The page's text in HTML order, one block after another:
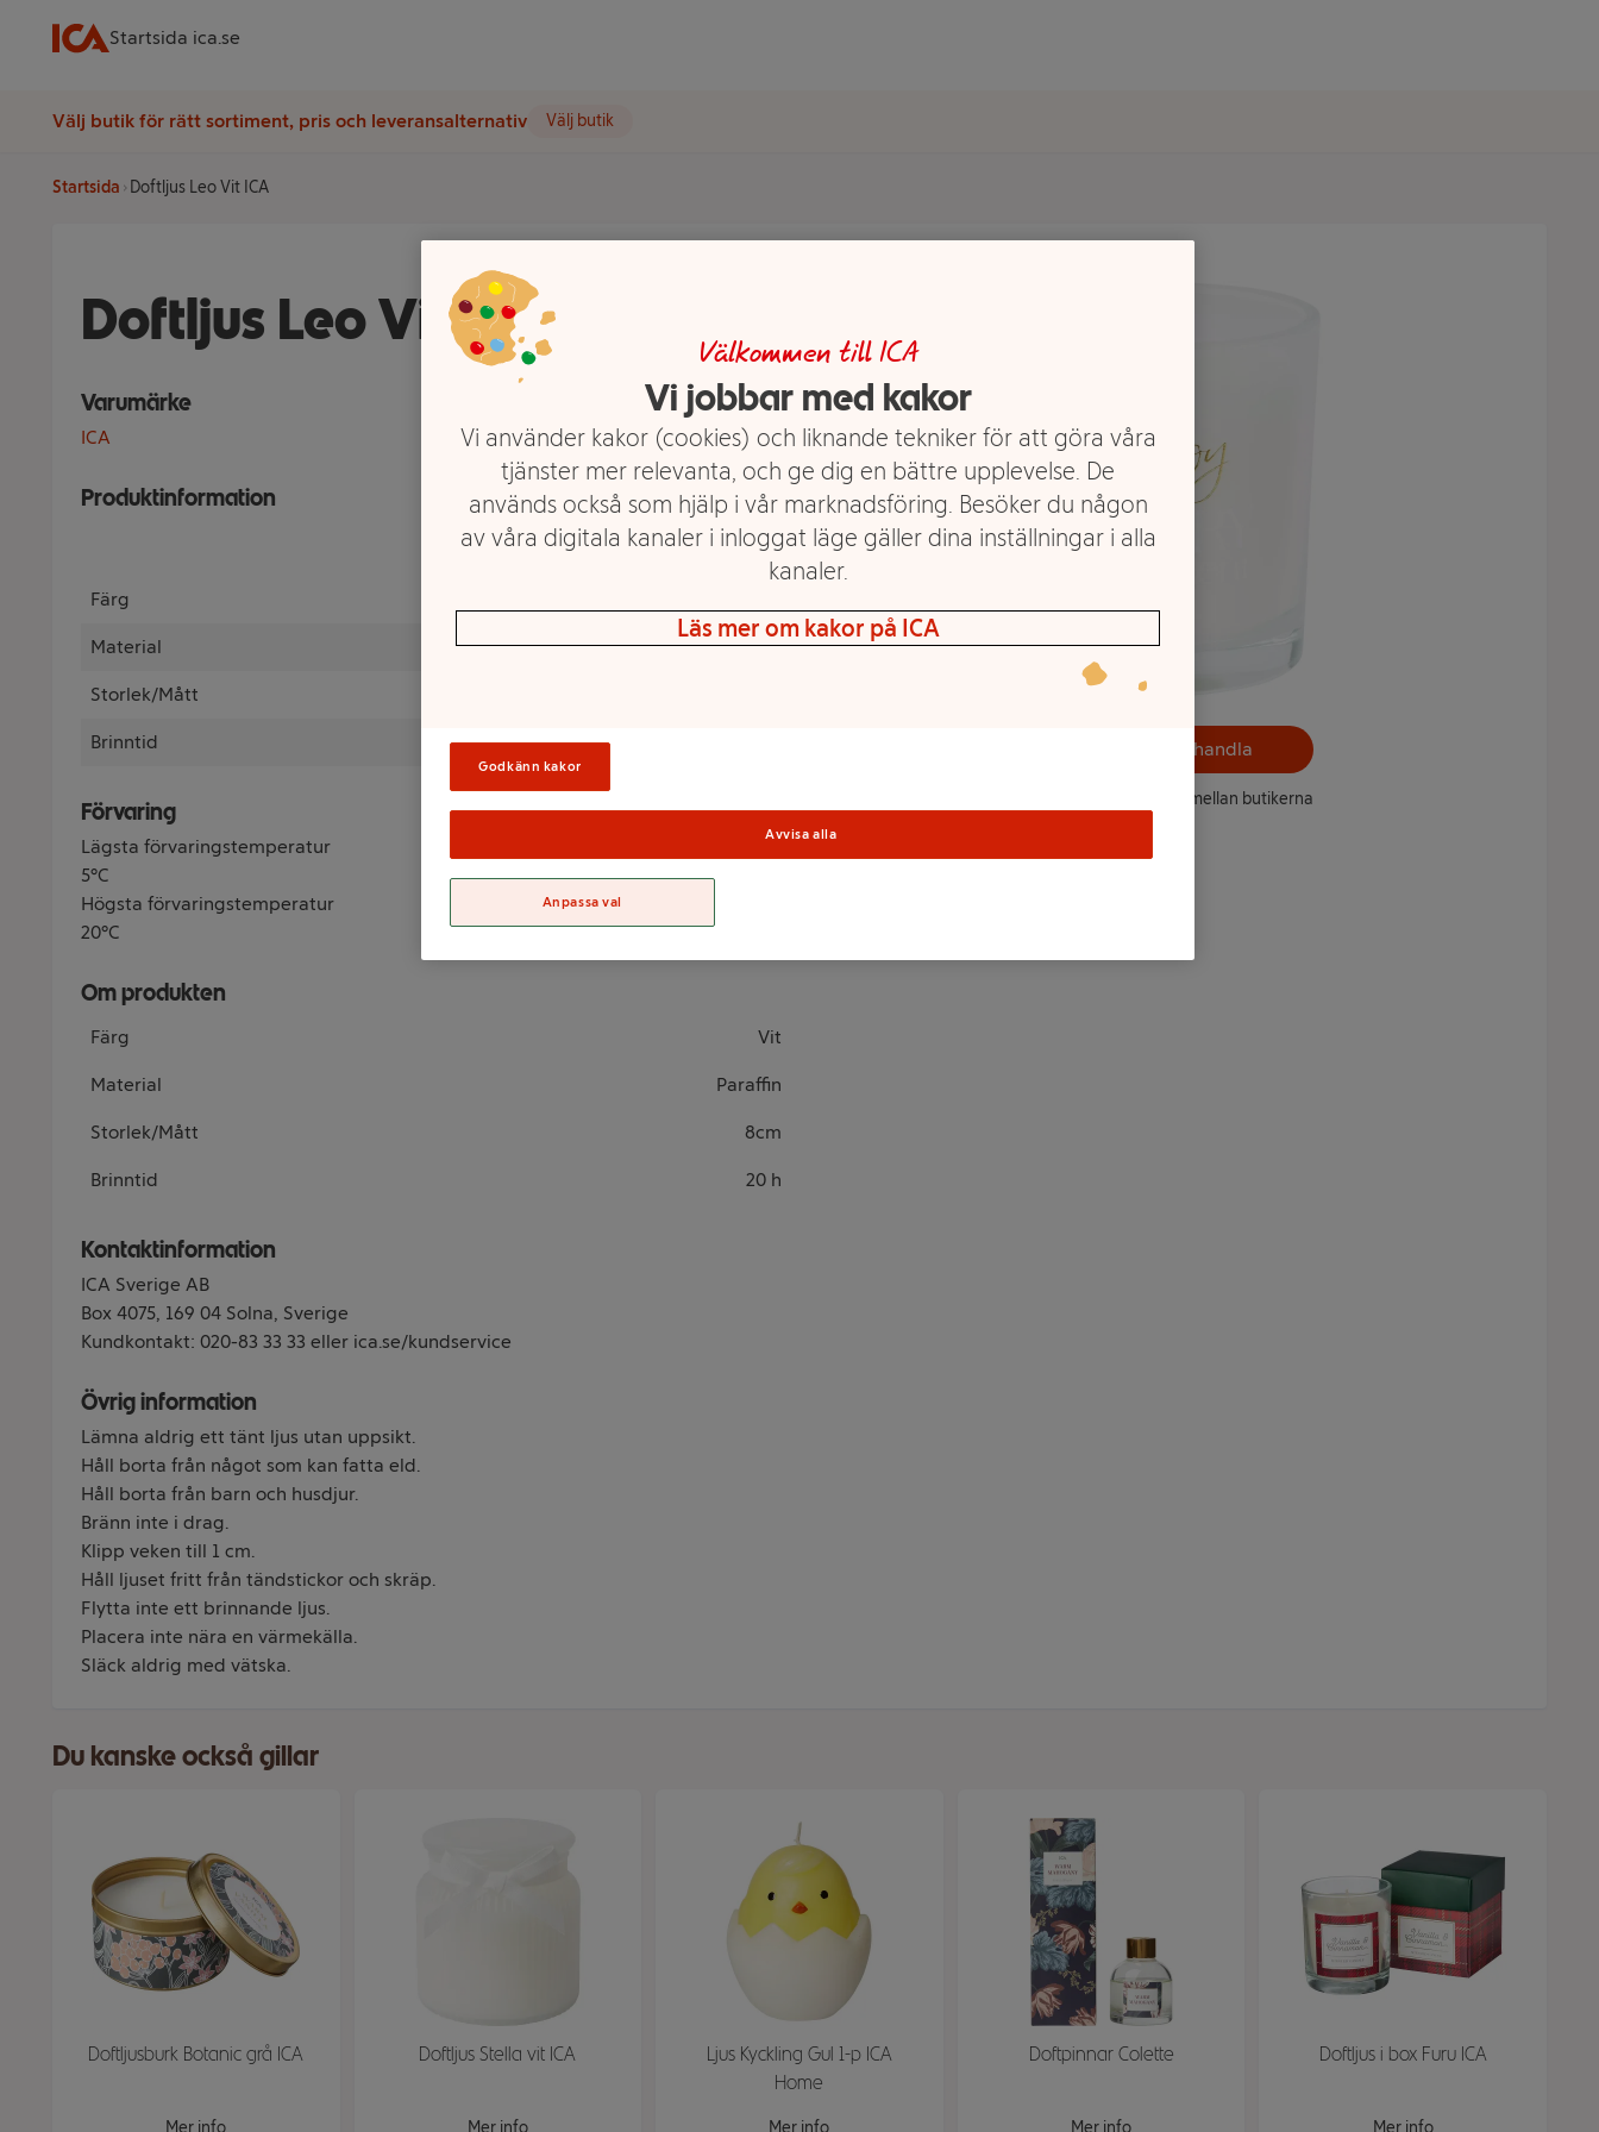
Startsida ica.se
Välj butik för rätt sortiment, pris och leveransalternativ Välj butik
Startsida Doftljus Leo Vit ICA
Doftljus Leo Vit ICA
Varumärke
ICA
Produktinformation
Färg
Material Paraffin
Storlek/Mått
Brinntid
Förvaring
Lägsta förvaringstemperatur
5°C
Högsta förvaringstemperatur
20°C
Om produkten
Färg Vit
Material Paraffin
Storlek/Mått 8cm
Brinntid 20 h
Kontaktinformation
ICA Sverige AB
Box 4075, 169 04 Solna, Sverige
Kundkontakt: 020-83 33 33 eller ica.se/kundservice
Övrig information
Lämna aldrig ett tänt ljus utan uppsikt.
Håll borta från något som kan fatta eld.
Håll borta från barn och husdjur.
Bränn inte i drag.
Klipp veken till 1 cm.
Håll ljuset fritt från tändstickor och skräp.
Flytta inte ett brinnande ljus.
Placera inte nära en värmekälla.
Släck aldrig med vätska.
Välj butik och handla
Sortimentet kan variera mellan butikerna
Du kanske också gillar
Doftljusburk Botanic grå ICA
Mer info
Doftljus Stella vit ICA
Mer info
Ljus Kyckling Gul 1-p ICA
Home
Mer info
Doftpinnar Colette
Mer info
Doftljus i box Furu ICA
Mer info
Välkommen till ICA
Vi jobbar med kakor
Vi använder kakor (cookies) och liknande tekniker för att göra våra
tjänster mer relevanta, och ge dig en bättre upplevelse. De
används också som hjälp i vår marknadsföring. Besöker du någon
av våra digitala kanaler i inloggat läge gäller dina inställningar i alla
kanaler.
Läs mer om kakor på ICA
Godkänn kakor
Avvisa alla
Anpassa val